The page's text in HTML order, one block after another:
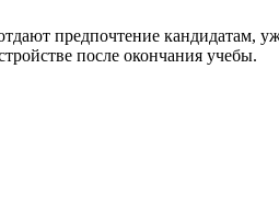
предпочтение кандидатам,
после окончания учебы.